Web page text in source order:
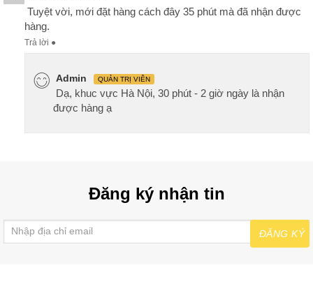
Tuyệt vời, mới đặt hàng cách đây 35 phút mà đã nhận được
hàng.
Trả lời ●
Admin QUẢN TRỊ VIÊN
Dạ, khuc vực Hà Nội, 30 phút - 2 giờ ngày là nhận
được hàng ạ
Đăng ký nhận tin
ĐĂNG KÝ